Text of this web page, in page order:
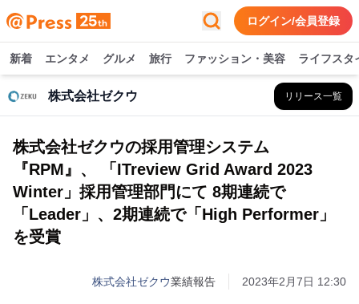
ログイン/会員登録
新着 エンタメ グルメ 旅行 ファッション・美容 ライフスタ
株式会社ゼクウ リリース一覧
株式会社ゼクウの採用管理システム
『RPM』、 「ITreview Grid Award 2023
Winter」採用管理部門にて 8期連続で
「Leader」、2期連続で「High Performer」
を受賞
株式会社ゼクウ業績報告 2023年2月7日 12:30